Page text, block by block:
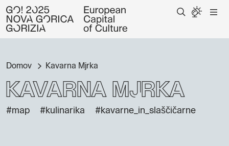
Domov Kavarna Mjrka
Kavarna Mjrka
#map #kulinarika #kavarne_in_slaščičarne